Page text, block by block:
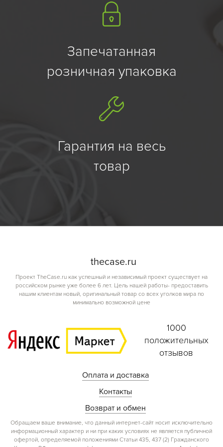
Запечатанная
розничная упаковка
Гарантия на весь
товар
thecase.ru
Проект TheCase.ru как успешный и независимый проект существует на
российском рынке уже более 6 лет. Цель нашей работы- предоставить
нашим клиентам новый, оригинальный товар со всех уголков мира по
минимально возможной цене
1000
положительных
отзывов
Оплата и доставка
Контакты
Возврат и обмен
Обращаем ваше внимание, что данный интернет-сайт носит исключительно
информационный характер и ни при каких условиях не является публичной
офертой, определяемой положениями Статьи 435, 437 (2) Гражданского